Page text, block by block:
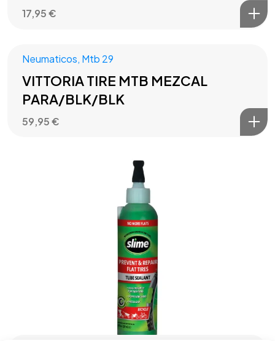
17,95€
Neumaticos, Mtb 29
VITTORIA TIRE MTB MEZCAL
PARA/BLK/BLK
59,95€